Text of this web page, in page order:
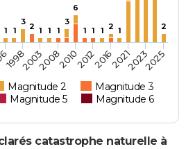
1 1
3 2 1 1 1
3
6
1 1 1 2 1 2
Magnitude 2
Magnitude 3
Magnitude 5 Magnitude 6
199820032008201020122016202120232025
catastrophe naturelle à